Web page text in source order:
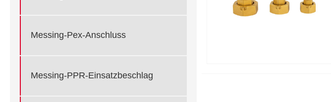
Messing-Pex-Anschluss
Messing-PPR-Einsatzbeschlag